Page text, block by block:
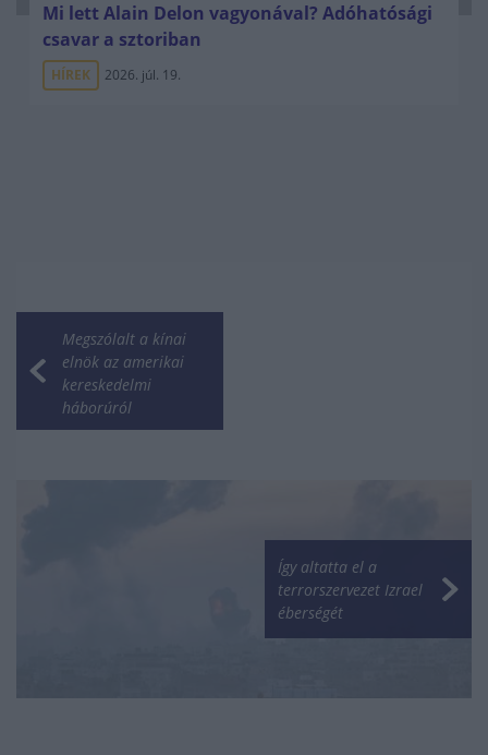
Mi lett Alain Delon vagyonával? Adóhatósági
csavar a sztoriban
HÍREK 2026. júl. 19.
Megszólalt a kínai
elnök az amerikai
kereskedelmi
háborúról
Így altatta el a
terrorszervezet Izrael
éberségét